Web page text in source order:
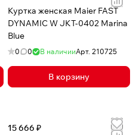
Куртка женская Maier FAST
DYNAMIC W JKT-0402 Marina
Blue
0 0 В наличииАрт. 210725
В корзину
15 666 ₽